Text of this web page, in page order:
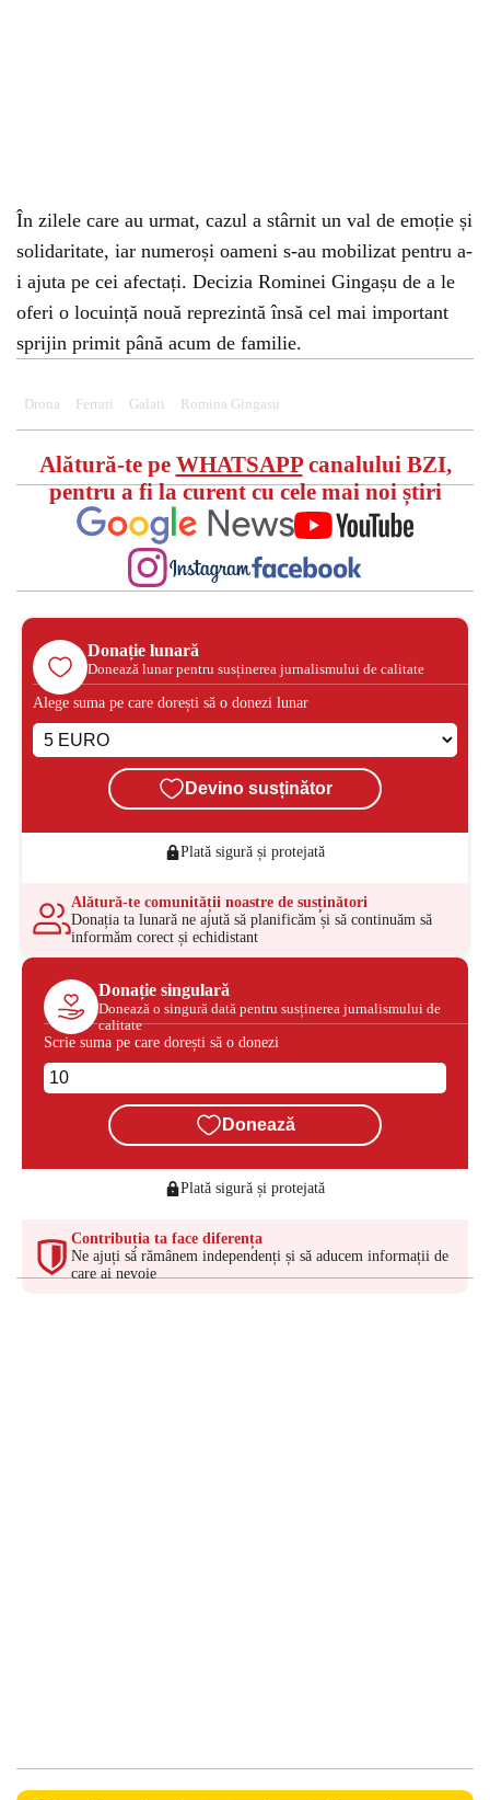
În zilele care au urmat, cazul a stârnit un val de emoție și
solidaritate, iar numeroși oameni s-au mobilizat pentru a-
i ajuta pe cei afectați. Decizia Rominei Gingașu de a le
oferi o locuință nouă reprezintă însă cel mai important
sprijin primit până acum de familie.
Drona Ferrari Galati Romina Gingasu
Alătură-te pe WHATSAPPcanalului BZI,
pentru a fi la curent cu cele mai noi știri
Donație lunară
Donează lunar pentru susținerea jurnalismului de calitate
Alege suma pe care dorești să o donezi lunar
Devino susținător
Plată sigură și protejată
Alătură-te comunității noastre de susținători
Donația ta lunară ne ajută să planificăm și să continuăm să
informăm corect și echidistant
Donație singulară
Donează o singură dată pentru susținerea jurnalismului de
calitate
Scrie suma pe care dorești să o donezi
Donează
Plată sigură și protejată
Contribuția ta face diferența
Ne ajuți să rămânem independenți și să aducem informații de
care ai nevoie